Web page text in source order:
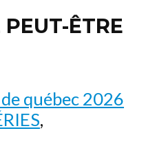
ÊTRE
,